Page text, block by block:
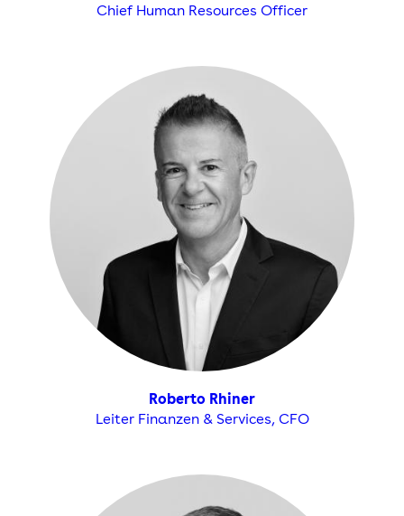
Chief Human Resources Officer
Roberto Rhiner
Leiter Finanzen & Services, CFO